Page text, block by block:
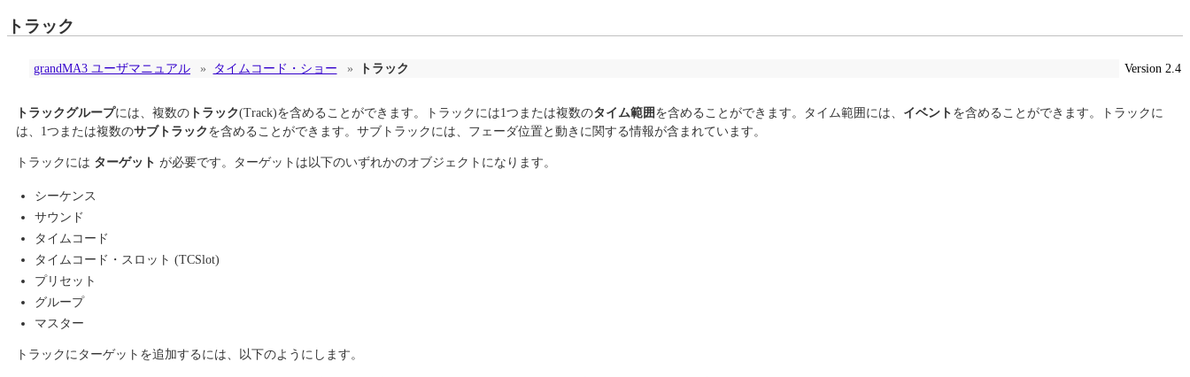
トラック
grandMA3 ユーザマニュアル » タイムコード・ショー » トラック Version 2.4
トラックグループには、複数の トラック(Track)を含めることができます。トラックには1つまたは複数のタイム範囲 を含めることができます。タイム範囲には、 イベント を含めることができます。トラックに
は、1つまたは複数のサブトラック を含めることができます。サブトラックには、フェーダ位置と動きに関する情報が含まれています。
トラックには ターゲット が必要です。ターゲットは以下のいずれかのオブジェクトになります。
シーケンス
サウンド
タイムコード
タイムコード・スロット (TCSlot)
プリセット
グループ
マスター
トラックにターゲットを追加するには、以下のようにします。